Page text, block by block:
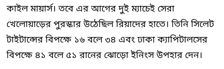
কাইল মায়ার্স। তবে এর আগের দুই ম্যাচেই সেরা
খেলোয়াড়ের পুরস্কার উঠেছিল রিয়াদের হাতে। তিনি সিলেট
টাইটান্সের বিপক্ষে ১৬ বলে ৩৪ এবং ঢাকা ক্যাপিটালসের
বিপক্ষে ৪১ বলে ৫১ রানের ঝোড়ো ইনিংস উপহার দেন।